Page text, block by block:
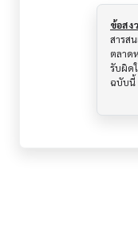
ข้อสง
สารส
ตลาด
รับผิด
ฉบับนี้